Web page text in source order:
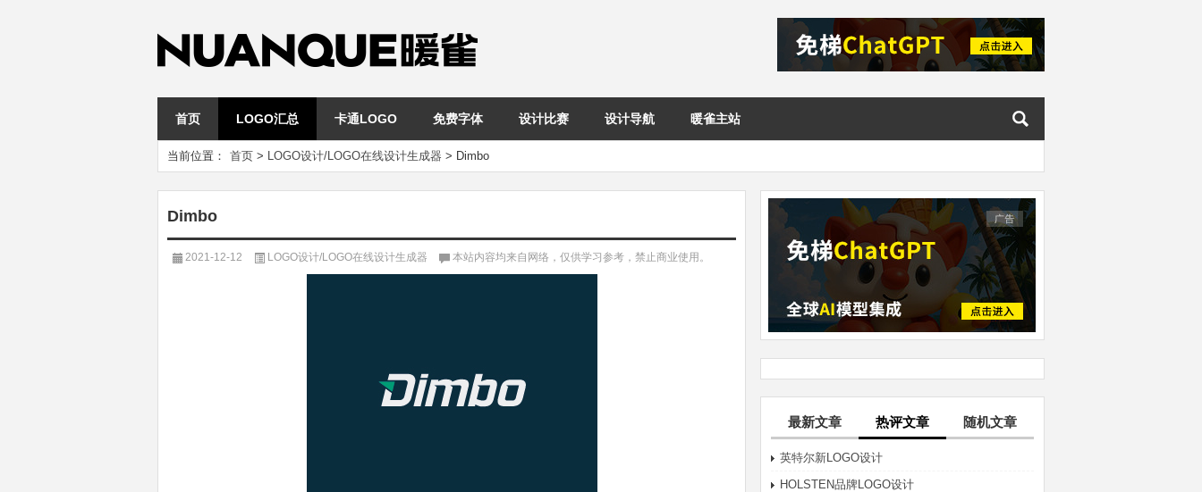
首页 LOGO汇总 卡通LOGO 免费字体 设计比赛 设计导航 暖雀主站
当前位置： 首页 > LOGO设计/LOGO在线设计生成器 > Dimbo
最新文章 热评文章 随机文章
英特尔新LOGO设计
HOLSTEN品牌LOGO设计
Dimbo
2021-12-12 LOGO设计/LOGO在线设计生成器 本站内容均来自网络，仅供学习参考，禁止商业使用。